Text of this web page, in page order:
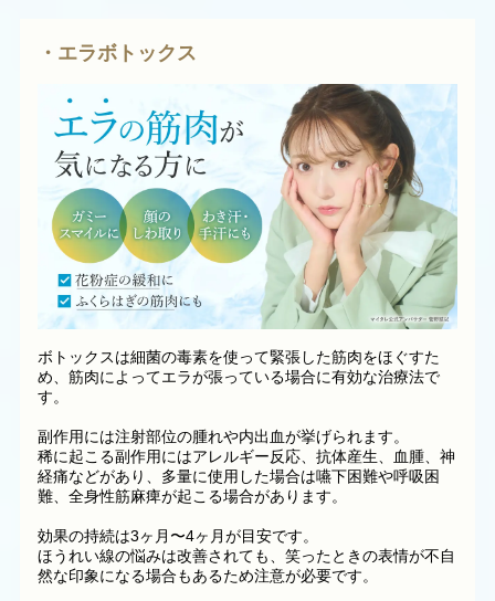
・エラボトックス
ボトックスは細菌の毒素を使って緊張した筋肉をほぐすた
め、筋肉によってエラが張っている場合に有効な治療法で
す。
副作用には注射部位の腫れや内出血が挙げられます。
稀に起こる副作用にはアレルギー反応、抗体産生、血腫、神
経痛などがあり、多量に使用した場合は嚥下困難や呼吸困
難、全身性筋麻痺が起こる場合があります。
効果の持続は3ヶ月〜4ヶ月が目安です。
ほうれい線の悩みは改善されても、笑ったときの表情が不自
然な印象になる場合もあるため注意が必要です。